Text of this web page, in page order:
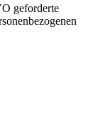
geforderte